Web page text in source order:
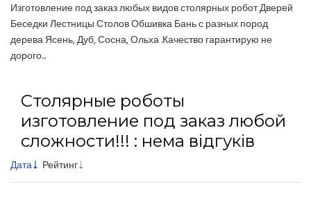
Изготовление под заказ любых видов столярных робот Дверей
Беседки Лестницы Столов Обшивка Бань с разных пород
дерева Ясень, Дуб, Сосна, Ольха .Качество гарантирую не
дорого...
Столярные роботы
изготовление под заказ любой
сложности!!! : нема відгуків
Дата Рейтинг